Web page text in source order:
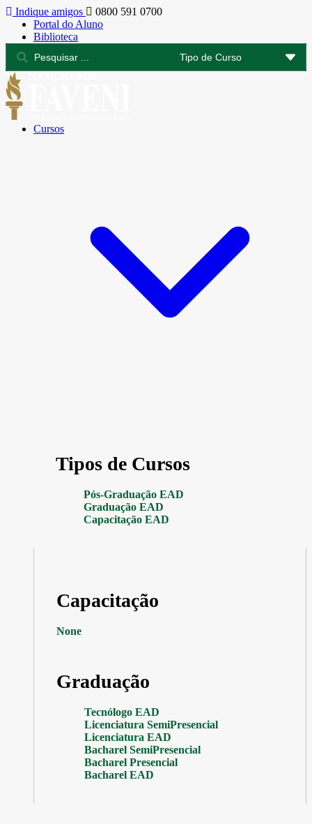
Indique amigos
0800 591 0700
Portal do Aluno
Biblioteca
Cursos
Tipos de Cursos
Pós-Graduação EAD
Graduação EAD
Capacitação EAD
Capacitação
None
Graduação
Tecnólogo EAD
Licenciatura SemiPresencial
Licenciatura EAD
Bacharel SemiPresencial
Bacharel Presencial
Bacharel EAD